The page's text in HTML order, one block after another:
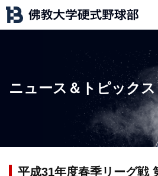
ニュース＆トピックス
平成31年度春季リーグ戦